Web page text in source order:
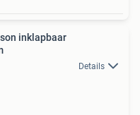
inklapbaar
Details